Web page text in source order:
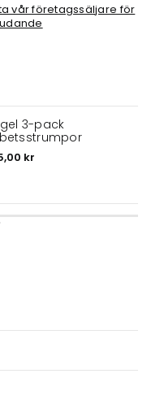
vår företagssäljare för
3-pack
kr